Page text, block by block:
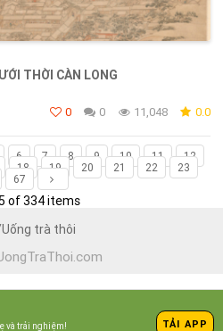
THỜI CÀN LONG
0 0 11,048 0.0
6 7 8 9 10 11
12
18 19 20 21 22
23
67
of 334 items
trà thôi
TẢI APP
và trải nghiệm!